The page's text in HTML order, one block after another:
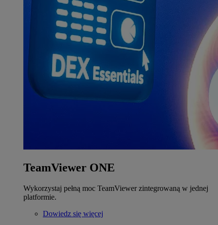
TeamViewer ONE
Wykorzystaj pełną moc TeamViewer zintegrowaną w jednej
platformie.
Dowiedz się więcej